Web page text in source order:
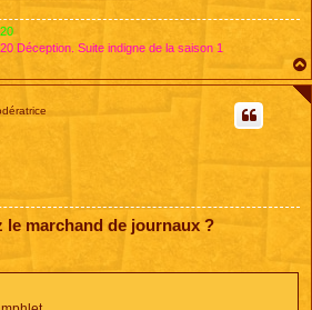
Déception. Suite indigne de la saison 1
le marchand de journaux ?